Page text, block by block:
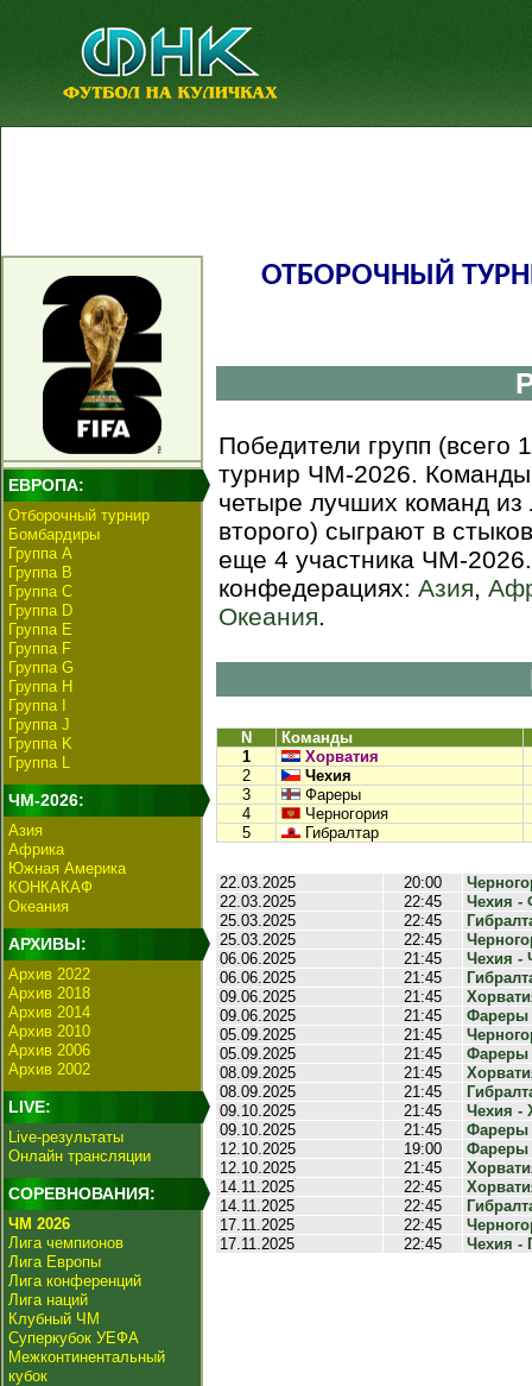
ЕВРОПА:
Отборочный турнир
Бомбардиры
Группа А
Группа B
Группа C
Группа D
Группа E
Группа F
Группа G
Группа H
Группа I
Группа J
Группа K
Группа L
ЧМ-2026:
Азия
Африка
Южная Америка
КОНКАКАФ
Океания
АРХИВЫ:
Архив 2022
Архив 2018
Архив 2014
Архив 2010
Архив 2006
Архив 2002
LIVE:
Live-результаты
Онлайн трансляции
СОРЕВНОВАНИЯ:
ЧМ 2026
Лига чемпионов
Лига Европы
Лига конференций
Лига наций
Клубный ЧМ
Суперкубок УЕФА
Межконтинентальный
кубок
ОТБОРОЧНЫЙ
Победители групп
турнир ЧМ-2026.
четыре лучших команд
второго) сыграют в
еще 4 участника ЧМ-
конфедерациях: Азия,
Океания.
N
Команды
1
Хорватия
2
Чехия
3
Фареры
4
Черногория
5
Гибралтар
22.03.2025 20:00
22.03.2025
22:45
Чехия -
25.03.2025
22:45
25.03.2025
22:45
06.06.2025
21:45
Чехия -
06.06.2025
21:45
09.06.2025
21:45
09.06.2025
21:45
Фареры
05.09.2025
21:45
05.09.2025
21:45
Фареры
08.09.2025
21:45
08.09.2025
21:45
09.10.2025
21:45
Чехия -
09.10.2025
21:45
Фареры
12.10.2025
19:00
Фареры
12.10.2025
21:45
14.11.2025
22:45
14.11.2025
22:45
17.11.2025
22:45
17.11.2025
22:45 Чехия -